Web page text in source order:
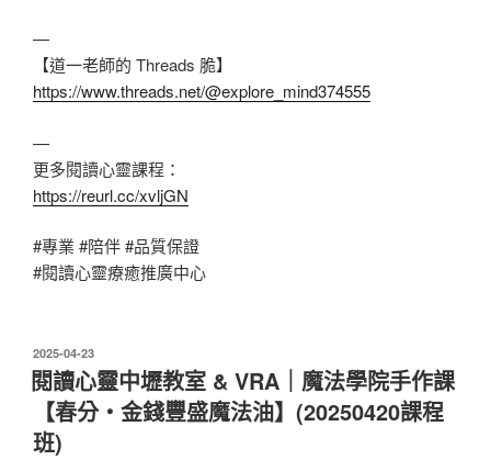
—
【道一老師的 Threads 脆】
https://www.threads.net/@explore_mind374555
—
更多閱讀心靈課程：
https://reurl.cc/xvljGN
#專業 #陪伴#品質保證
#閱讀心靈療癒推廣中心
發
佈
於
2025-04-23
閱讀心靈中壢教室 & VRA｜魔法學院手作課
【春分・金錢豐盛魔法油】(20250420課程
班)